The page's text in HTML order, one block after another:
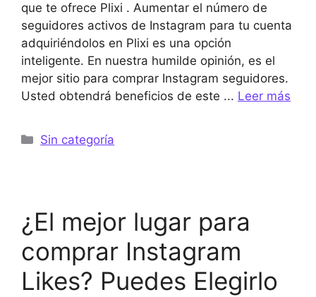
que te ofrece Plixi . Aumentar el número de
seguidores activos de Instagram para tu cuenta
adquiriéndolos en Plixi es una opción
inteligente. En nuestra humilde opinión, es el
mejor sitio para comprar Instagram seguidores.
Usted obtendrá beneficios de este ... Leer más
Categorías
Sin categoría
¿El mejor lugar para
comprar Instagram
Likes? Puedes Elegirlo